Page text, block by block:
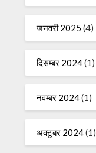
जनवरी 2025 (4)
दिसम्बर 2024(1)
नवम्बर 2024(1)
अक्टूबर 2024(1)